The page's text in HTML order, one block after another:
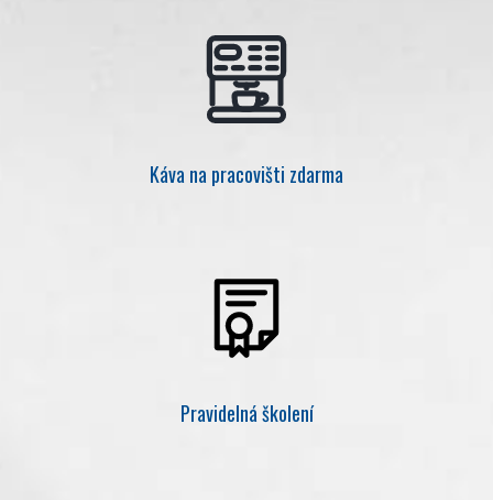
Káva na pracovišti zdarma
Pravidelná školení